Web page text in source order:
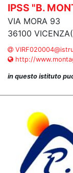
IPSS "B.
VIA MORA 93
36100
http://
in questo istituto